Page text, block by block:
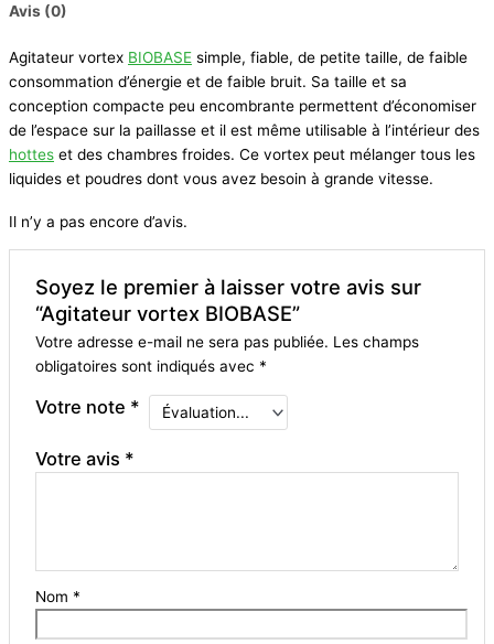
Avis (0)
Agitateur vortex BIOBASE simple, fiable, de petite taille, de faible
consommation d’énergie et de faible bruit. Sa taille et sa
conception compacte peu encombrante permettent d’économiser
de l’espace sur la paillasse et il est même utilisable à l’intérieur des
hottes et des chambres froides. Ce vortex peut mélanger tous les
liquides et poudres dont vous avez besoin à grande vitesse.
Il n’y a pas encore d’avis.
Soyez le premier à laisser votre avis sur
“Agitateur vortex BIOBASE”
Votre adresse e-mail ne sera pas publiée. Les champs
obligatoires sont indiqués avec *
Votre note *
Votre avis *
Nom *